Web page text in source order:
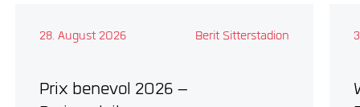
28. August 2026 Berit Sitterstadion
Prix benevol 2026 –